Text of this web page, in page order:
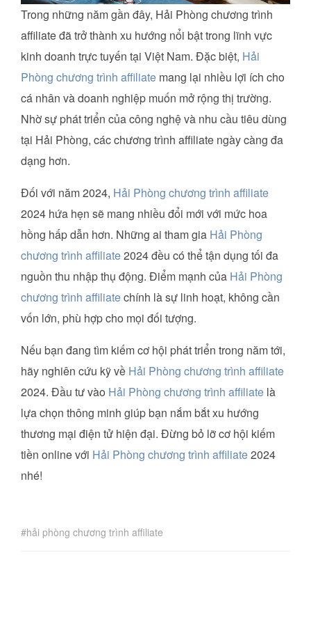
Trong những năm gần đây, Hải Phòng chương trình
affiliate đã trở thành xu hướng nổi bật trong lĩnh vực
kinh doanh trực tuyến tại Việt Nam. Đặc biệt, Hải
Phòng chương trình affiliate mang lại nhiều lợi ích cho
cá nhân và doanh nghiệp muốn mở rộng thị trường.
Nhờ sự phát triển của công nghệ và nhu cầu tiêu dùng
tại Hải Phòng, các chương trình affiliate ngày càng đa
dạng hơn.
Đối với năm 2024, Hải Phòng chương trình affiliate
2024 hứa hẹn sẽ mang nhiều đổi mới với mức hoa
hồng hấp dẫn hơn. Những ai tham gia Hải Phòng
chương trình affiliate2024 đều có thể tận dụng tối đa
nguồn thu nhập thụ động. Điểm mạnh của Hải Phòng
chương trình affiliatechính là sự linh hoạt, không cần
vốn lớn, phù hợp cho mọi đối tượng.
Nếu bạn đang tìm kiếm cơ hội phát triển trong năm tới,
hãy nghiên cứu kỹ về Hải Phòng chương trình affiliate
2024. Đầu tư vào Hải Phòng chương trình affiliate là
lựa chọn thông minh giúp bạn nắm bắt xu hướng
thương mại điện tử hiện đại. Đừng bỏ lỡ cơ hội kiếm
tiền online với Hải Phòng chương trình affiliate2024
nhé!
hải phòng chương trình affiliate